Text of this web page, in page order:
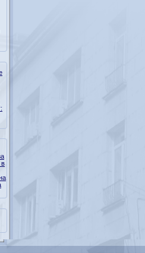
в